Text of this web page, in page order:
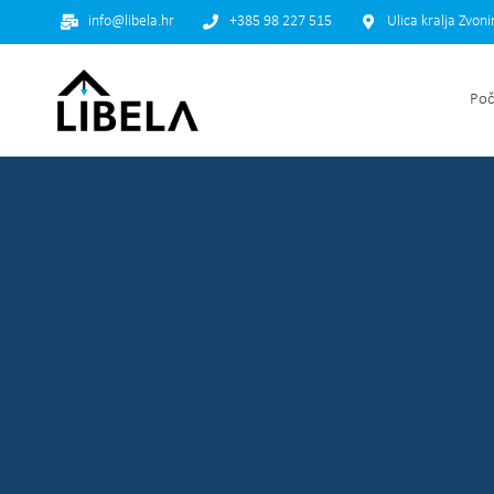
info@libela.hr +385 98 227 515 Ulica kralja